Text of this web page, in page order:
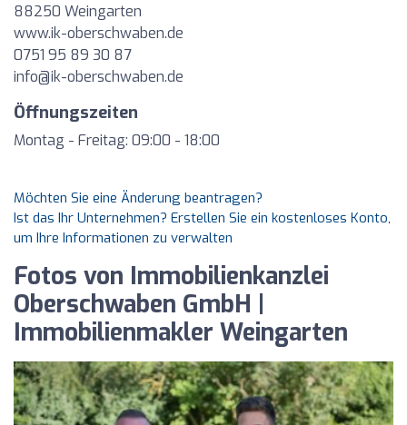
88250 Weingarten
www.ik-oberschwaben.de
0751 95 89 30 87
info@ik-oberschwaben.de
Öffnungszeiten
Montag - Freitag: 09:00 - 18:00
Möchten Sie eine Änderung beantragen?
Ist das Ihr Unternehmen? Erstellen Sie ein kostenloses Konto,
um Ihre Informationen zu verwalten
Fotos von Immobilienkanzlei
Oberschwaben GmbH |
Immobilienmakler Weingarten